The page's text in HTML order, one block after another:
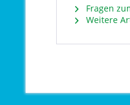
Fragen
Weitere